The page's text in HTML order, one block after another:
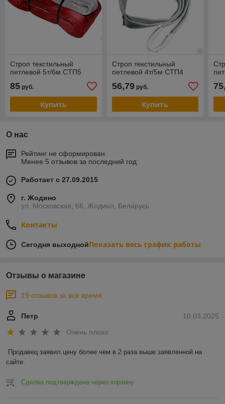
Строп текстильный
петлевой 5т/6м СТП5
85 руб.
Купить
Строп текстильный
петлевой 4т/5м СТП4
56,79руб.
Купить
О нас
Рейтинг не сформирован
Менее 5 отзывов за последний год
Работает с 27.09.2015
г. Жодино
ул. Московская, 66, Жодино, Беларусь
Контакты
Сегодня выходнойПоказать весь график работы
Отзывы о магазине
19 отзывов за всё время
10.03.2025
Петр
Очень плохо
Продавец заявил цену более чем в 2 раза выше заявленной на
сайте.
Сделка подтверждена через корзину